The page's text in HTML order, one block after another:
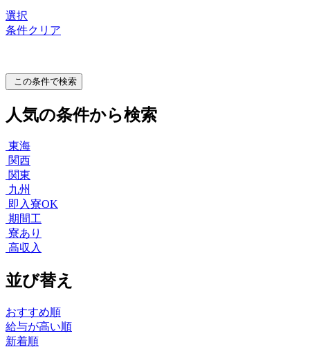
選択
条件クリア
この条件で検索
人気の条件から検索
東海
関西
関東
九州
即入寮OK
期間工
寮あり
高収入
並び替え
おすすめ順
給与が高い順
新着順